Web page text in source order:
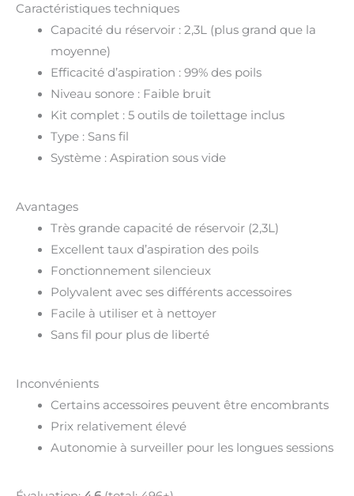
Caractéristiques techniques
Capacité du réservoir : 2,3L (plus grand que la
moyenne)
Efficacité d’aspiration : 99% des poils
Niveau sonore : Faible bruit
Kit complet : 5 outils de toilettage inclus
Type : Sans fil
Système : Aspiration sous vide
Avantages
Très grande capacité de réservoir (2,3L)
Excellent taux d’aspiration des poils
Fonctionnement silencieux
Polyvalent avec ses différents accessoires
Facile à utiliser et à nettoyer
Sans fil pour plus de liberté
Inconvénients
Certains accessoires peuvent être encombrants
Prix relativement élevé
Autonomie à surveiller pour les longues sessions